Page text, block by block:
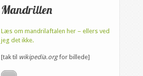
Mandrillen
Læs om mandrilaftalen her – ellers ved
jeg det ikke.
[tak til wikipedia.orgfor billede]